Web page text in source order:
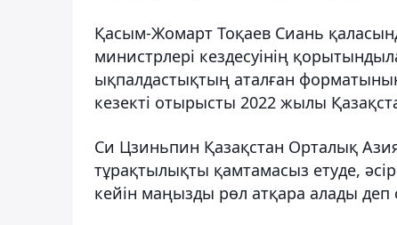
Қасым-Жомарт Тоқаев Сиань
министрлері кездесуінің
ықпалдастықтың аталған
кезекті отырысты 2022 жылы
Си Цзиньпин Қазақстан Орталық
тұрақтылықты қамтамасыз етуде,
кейін маңызды рөл атқара алады деп